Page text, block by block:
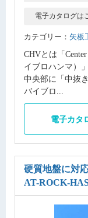
電子カタログは
カテゴリー： 矢板
CHVとは「
イブロハンマ）
中央部に「中抜
バイブロ...
電子カタ
硬質地盤に対
AT-ROCK-HAS